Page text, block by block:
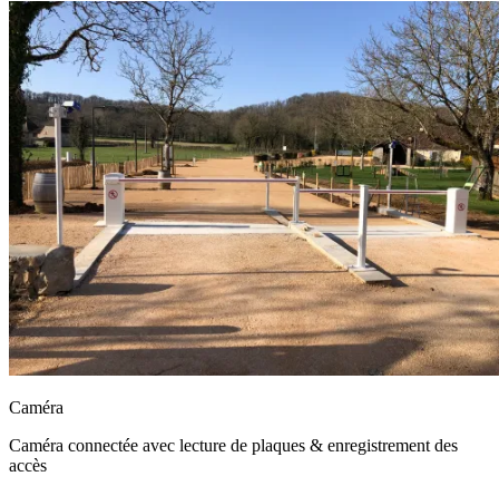
Caméra
Caméra connectée avec lecture de plaques & enregistrement des
accès